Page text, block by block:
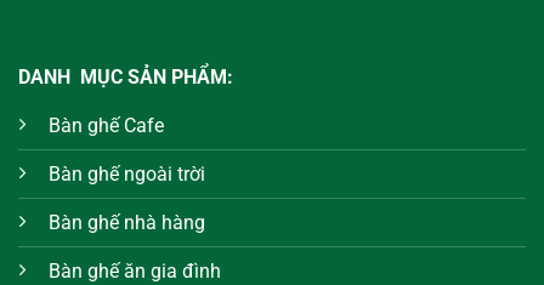
DANH MỤC SẢN PHẨM:
Bàn ghế Cafe
Bàn ghế ngoài trời
Bàn ghế nhà hàng
Bàn ghế ăn gia đình